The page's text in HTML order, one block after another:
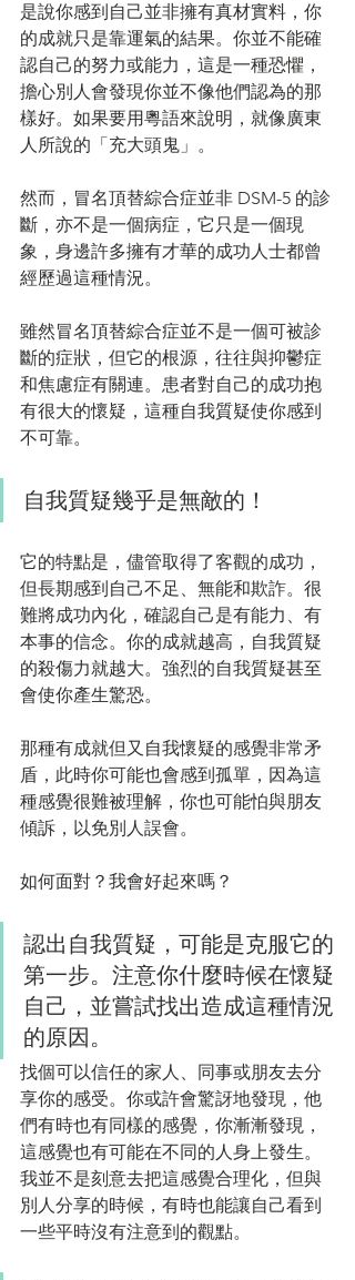
是說你感到自己並非擁有真材實料，你
的成就只是靠運氣的結果。你並不能確
認自己的努力或能力，這是一種恐懼，
擔心別人會發現你並不像他們認為的那
樣好。如果要用粵語來說明，就像廣東
人所說的「充大頭鬼」。
然而，冒名頂替綜合症並非 DSM-5 的診
斷，亦不是一個病症，它只是一個現
象，身邊許多擁有才華的成功人士都曾
經歷過這種情況。
雖然冒名頂替綜合症並不是一個可被診
斷的症狀，但它的根源，往往與抑鬱症
和焦慮症有關連。患者對自己的成功抱
有很大的懷疑，這種自我質疑使你感到
不可靠。
自我質疑幾乎是無敵的！
它的特點是，儘管取得了客觀的成功，
但長期感到自己不足、無能和欺詐。很
難將成功內化，確認自己是有能力、有
本事的信念。你的成就越高，自我質疑
的殺傷力就越大。強烈的自我質疑甚至
會使你產生驚恐。
那種有成就但又自我懷疑的感覺非常矛
盾，此時你可能也會感到孤單，因為這
種感覺很難被理解，你也可能怕與朋友
傾訴，以免別人誤會。
如何面對？我會好起來嗎？
認出自我質疑，可能是克服它的
第一步。注意你什麼時候在懷疑
自己，並嘗試找出造成這種情況
的原因。
找個可以信任的家人、同事或朋友去分
享你的感受。你或許會驚訝地發現，他
們有時也有同樣的感覺，你漸漸發現，
這感覺也有可能在不同的人身上發生。
我並不是刻意去把這感覺合理化，但與
別人分享的時候，有時也能讓自己看到
一些平時沒有注意到的觀點。